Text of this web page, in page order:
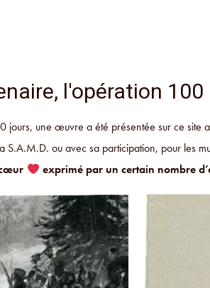
l'opération
jours, une œuvre a été présentée sur ce
S.A.M.D. ou avec sa participation, pour les
exprimé par un certain nombre